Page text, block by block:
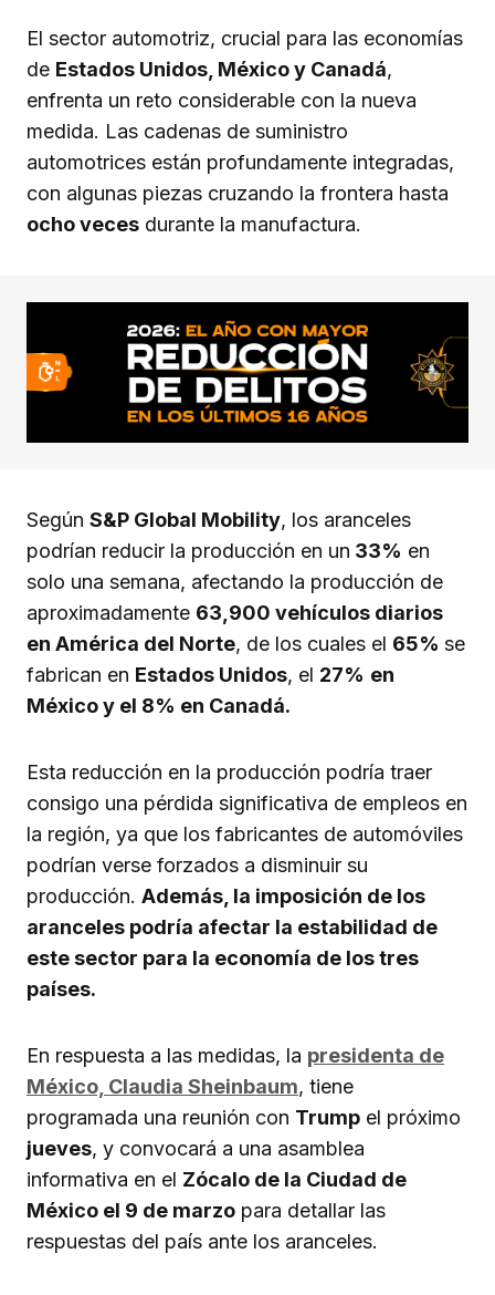
El sector automotriz, crucial para las economías
de Estados Unidos, México y Canadá,
enfrenta un reto considerable con la nueva
medida. Las cadenas de suministro
automotrices están profundamente integradas,
con algunas piezas cruzando la frontera hasta
ocho veces durante la manufactura.
Según S&P Global Mobility, los aranceles
podrían reducir la producción en un 33% en
solo una semana, afectando la producción de
aproximadamente 63,900 vehículos diarios
en América del Norte, de los cuales el 65% se
fabrican en Estados Unidos, el 27% en
México y el 8% en Canadá.
Esta reducción en la producción podría traer
consigo una pérdida significativa de empleos en
la región, ya que los fabricantes de automóviles
podrían verse forzados a disminuir su
producción. Además, la imposición de los
aranceles podría afectar la estabilidad de
este sector para la economía de los tres
países.
En respuesta a las medidas, la presidenta de
México, Claudia Sheinbaum, tiene
programada una reunión con Trump el próximo
jueves, y convocará a una asamblea
informativa en el Zócalo de la Ciudad de
México el 9 de marzo para detallar las
respuestas del país ante los aranceles.